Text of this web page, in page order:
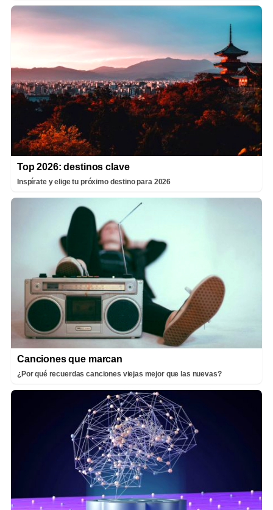
Top 2026: destinos clave
Inspírate y elige tu próximo destino para 2026
Canciones que marcan
¿Por qué recuerdas canciones viejas mejor que las nuevas?